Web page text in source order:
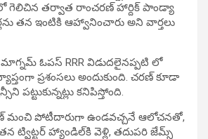
గెలిచిన తర్వాత రాంచరణ్ హార్దిక్ పాండ్యా
తన ఇంటికి ఆహ్వానించారు అని వార్తలు
ఓపస్ RRR విడుదలైనప్పటి లో
ప్రశంసలు అందుకుంది. చరణ్ కూడా
పట్టుకున్నట్లు కనిపిస్తోంది.
మంచి పోటీదారుగా ఉండవచ్చనే ఆలోచనతో,
హ్యాండిల్‌కి వెళ్లి, తదుపరి జేమ్స్